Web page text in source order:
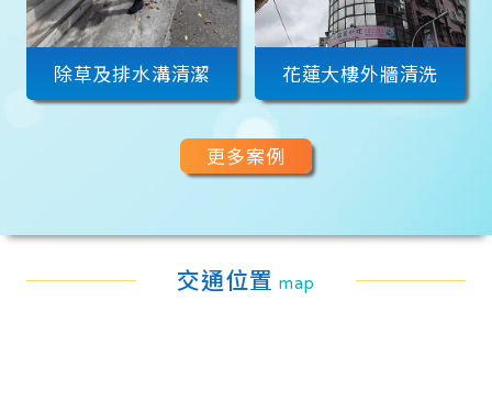
除草及排水溝清潔 花蓮大樓外牆清洗
更多案例
交通位置 map